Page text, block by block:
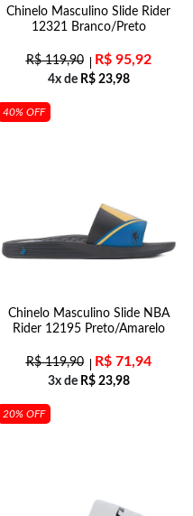
Chinelo Masculino Slide Rider
12321 Branco/Preto
R$119,90 R$95,92
4x de R$23,98
40% OFF
Chinelo Masculino Slide NBA
Rider 12195 Preto/Amarelo
R$119,90 R$71,94
3x de R$23,98
20% OFF